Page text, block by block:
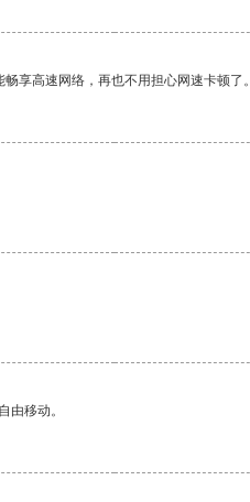
享高速网络，再也不用担心网速卡顿了。
由移动。